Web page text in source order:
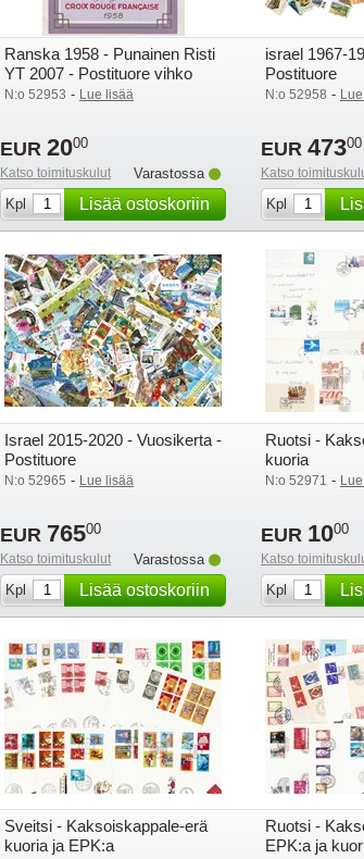
Ranska 1958 - Punainen Risti
YT 2007 - Postituore vihko
N:o 52953 - Lue lisää
EUR 2000
Katso toimituskulut
Varastossa
Kpl
Lisää ostoskoriin
israel 1967-
Postituore
N:o 52958 -
EUR 47300
Katso
Kpl
Israel 2015-2020 - Vuosikerta -
Postituore
N:o 52965 - Lue lisää
EUR 76500
Katso toimituskulut
Varastossa
Kpl
Lisää ostoskoriin
Ruotsi -
kuoria
N:o 52971 -
EUR 1000
Katso
Kpl
Sveitsi - Kaksoiskappale-erä
kuoria ja EPK:a
Ruotsi -
EPK:a ja